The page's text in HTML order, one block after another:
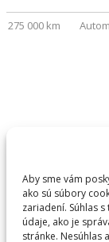
Aby sme vám
ako sú súbory
zariadení. Súhlas
údaje, ako je
stránke. Nesúhlas
275 000 km
Listing